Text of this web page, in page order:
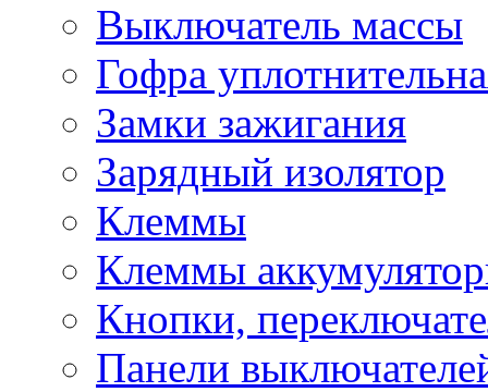
Выключатель массы
Гофра
Замки зажигания
Зарядный изолятор
Клеммы
Клеммы
Кнопки,
Панели